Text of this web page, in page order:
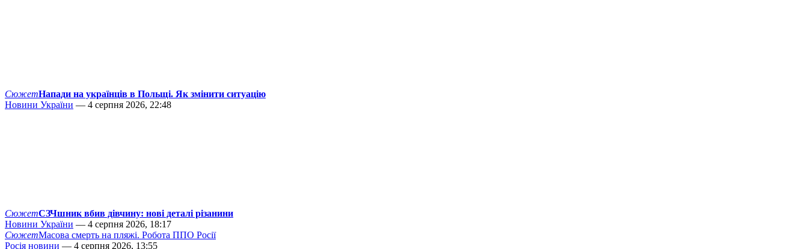
СюжетНапади на українців в Польщі. Як змінити ситуацію
Новини України — 4 серпня 2026, 22:48
СюжетСЗЧшник вбив дівчину: нові деталі різанини
Новини України — 4 серпня 2026, 18:17
СюжетМасова смерть на пляжі. Робота ППО Росії
Росія новини — 4 серпня 2026, 13:55